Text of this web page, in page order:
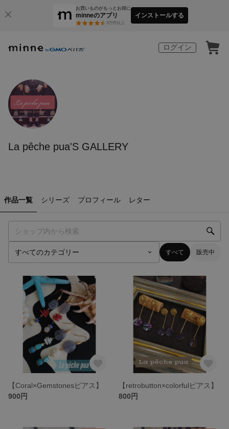
お買いものがもっとお得に
minneのアプリ
3万件以上
インストールする
ログイン
La pêche pua'S GALLERY
作品一覧 シリーズ プロフィール レター
すべて 販売中
【Coral×Gemstonesピアス】
900円
【retrobutton×colorfulピアス】
800円